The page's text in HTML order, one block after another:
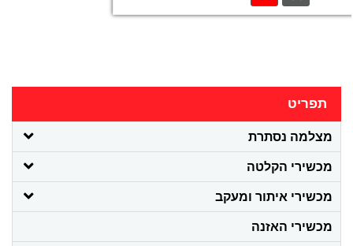
תפריט
מצלמה נסתרת
מכשירי הקלטה
מכשירי איתור ומעקב
מכשירי האזנה